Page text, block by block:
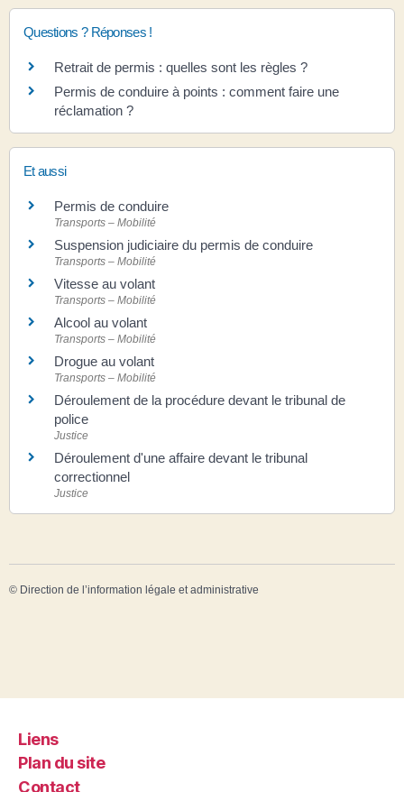
Questions ? Réponses !
Retrait de permis : quelles sont les règles ?
Permis de conduire à points : comment faire une
réclamation ?
Et aussi
Permis de conduire
Transports – Mobilité
Suspension judiciaire du permis de conduire
Transports – Mobilité
Vitesse au volant
Transports – Mobilité
Alcool au volant
Transports – Mobilité
Drogue au volant
Transports – Mobilité
Déroulement de la procédure devant le tribunal de
police
Justice
Déroulement d'une affaire devant le tribunal
correctionnel
Justice
© Direction de l’information légale et administrative
Liens
Plan du site
Contact